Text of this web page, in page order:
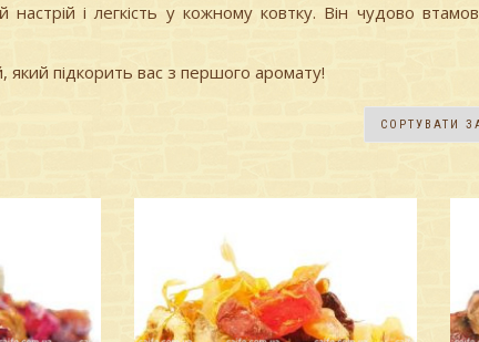
настрій і легкість у кожному ковтку. Він чудово
який підкорить вас з першого аромату!